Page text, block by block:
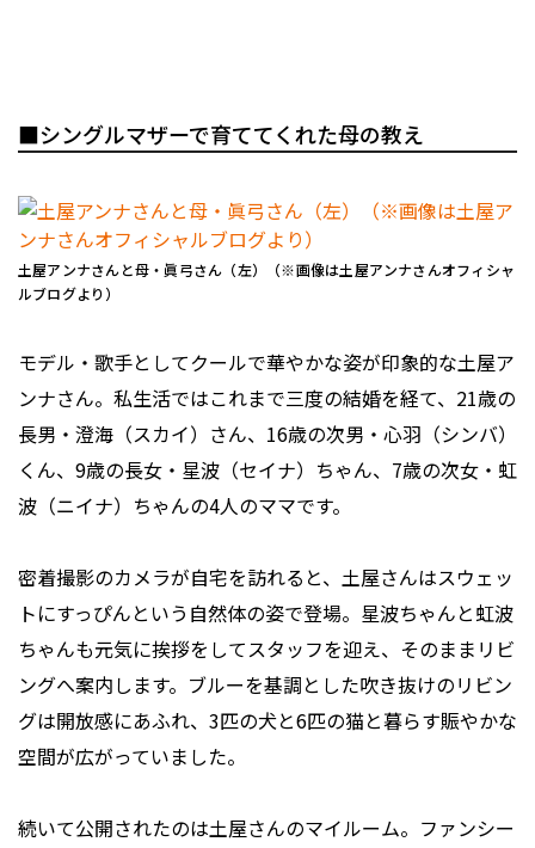
■シングルマザーで育ててくれた母の教え
土屋アンナさんと母・眞弓さん（左）（※画像は土屋アンナさんオフィシャ
ルブログより）
モデル・歌手としてクールで華やかな姿が印象的な土屋ア
ンナさん。私生活ではこれまで三度の結婚を経て、21歳の
長男・澄海（スカイ）さん、16歳の次男・心羽（シンバ）
くん、9歳の長女・星波（セイナ）ちゃん、7歳の次女・虹
波（ニイナ）ちゃんの4人のママです。
密着撮影のカメラが自宅を訪れると、土屋さんはスウェッ
トにすっぴんという自然体の姿で登場。星波ちゃんと虹波
ちゃんも元気に挨拶をしてスタッフを迎え、そのままリビ
ングへ案内します。ブルーを基調とした吹き抜けのリビン
グは開放感にあふれ、3匹の犬と6匹の猫と暮らす賑やかな
空間が広がっていました。
続いて公開されたのは土屋さんのマイルーム。ファンシー